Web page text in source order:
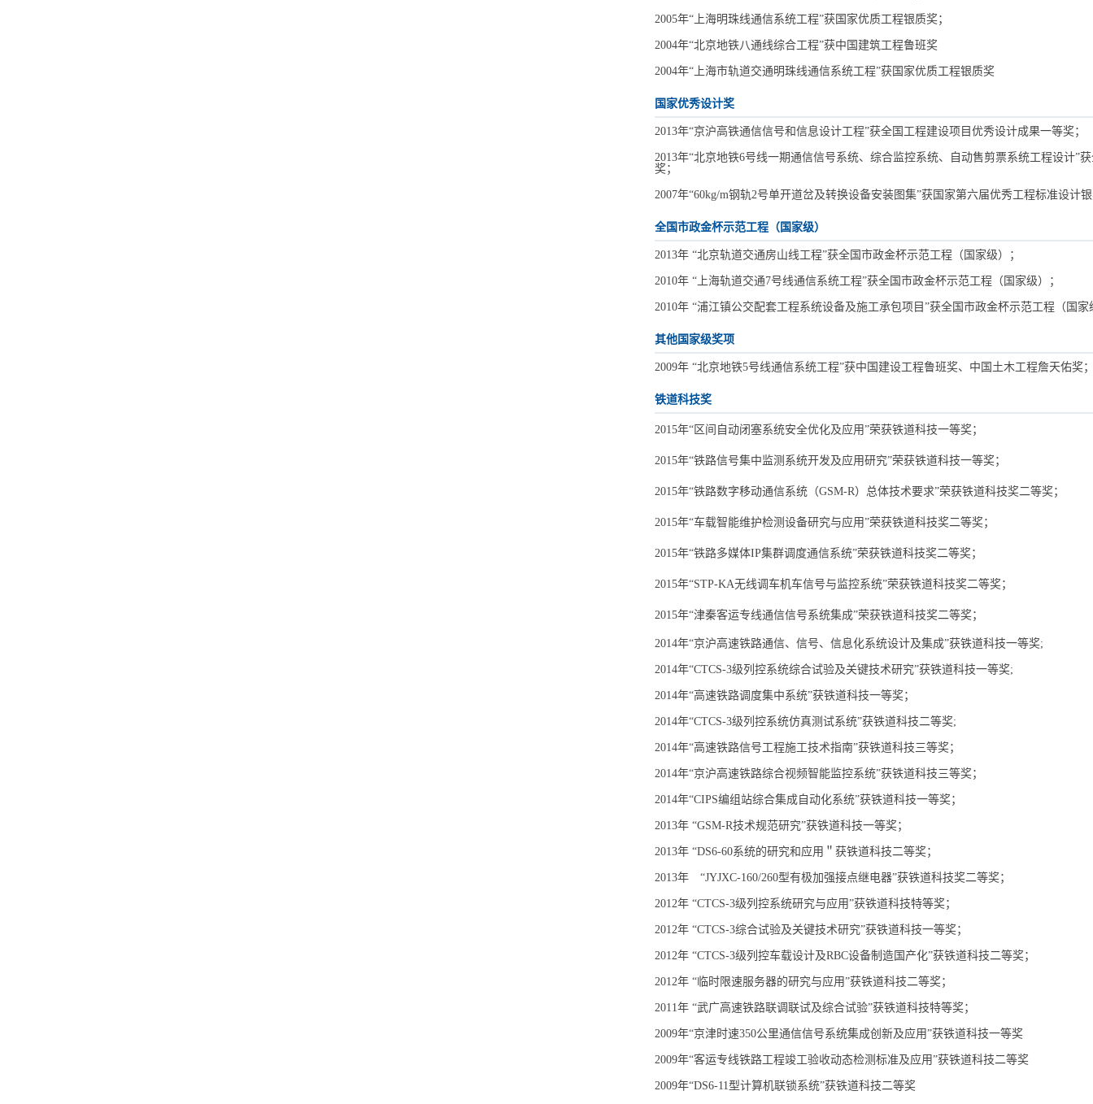
2005年“上海明珠线通信系统工程”获国家优质工程银质奖；
2004年“北京地铁八通线综合工程”获中国建筑工程鲁班奖
2004年“上海市轨道交通明珠线通信系统工程”获国家优质工程银质奖
国家优秀设计奖
2013年“京沪高铁通信信号和信息设计工程”获全国工程建设项目优秀设计成果一等奖；
2013年“北京地铁6号线一期通信信号系统、综合监控系统、自动售剪票系统工程设计”
奖；
2007年“60kg/m钢轨2号单开道岔及转换设备安装图集”获国家第六届优秀工程标准设计
全国市政金杯示范工程（国家级）
2013年 “北京轨道交通房山线工程”获全国市政金杯示范工程（国家级）；
2010年 “上海轨道交通7号线通信系统工程”获全国市政金杯示范工程（国家级）；
2010年 “浦江镇公交配套工程系统设备及施工承包项目”获全国市政金杯示范工程（国家
其他国家级奖项
2009年 “北京地铁5号线通信系统工程”获中国建设工程鲁班奖、中国土木工程詹天佑奖
铁道科技奖
2015年“区间自动闭塞系统安全优化及应用”荣获铁道科技一等奖；
2015年“铁路信号集中监测系统开发及应用研究”荣获铁道科技一等奖；
2015年“铁路数字移动通信系统（GSM-R）总体技术要求”荣获铁道科技奖二等奖；
2015年“车载智能维护检测设备研究与应用”荣获铁道科技奖二等奖；
2015年“铁路多媒体IP集群调度通信系统”荣获铁道科技奖二等奖；
2015年“STP-KA无线调车机车信号与监控系统”荣获铁道科技奖二等奖；
2015年“津秦客运专线通信信号系统集成”荣获铁道科技奖二等奖；
2014年“京沪高速铁路通信、信号、信息化系统设计及集成”获铁道科技一等奖;
2014年“CTCS-3级列控系统综合试验及关键技术研究”获铁道科技一等奖;
2014年“高速铁路调度集中系统”获铁道科技一等奖；
2014年“CTCS-3级列控系统仿真测试系统”获铁道科技二等奖;
2014年“高速铁路信号工程施工技术指南”获铁道科技三等奖；
2014年“京沪高速铁路综合视频智能监控系统”获铁道科技三等奖；
2014年“CIPS编组站综合集成自动化系统”获铁道科技一等奖；
2013年 “GSM-R技术规范研究”获铁道科技一等奖；
2013年 “DS6-60系统的研究和应用＂获铁道科技二等奖；
2013年 “JYJXC-160/260型有极加强接点继电器”获铁道科技奖二等奖；
2012年 “CTCS-3级列控系统研究与应用”获铁道科技特等奖；
2012年 “CTCS-3综合试验及关键技术研究”获铁道科技一等奖；
2012年 “CTCS-3级列控车载设计及RBC设备制造国产化”获铁道科技二等奖；
2012年 “临时限速服务器的研究与应用”获铁道科技二等奖；
2011年 “武广高速铁路联调联试及综合试验”获铁道科技特等奖；
2009年“京津时速350公里通信信号系统集成创新及应用”获铁道科技一等奖
2009年“客运专线铁路工程竣工验收动态检测标准及应用”获铁道科技二等奖
2009年“DS6-11型计算机联锁系统”获铁道科技二等奖